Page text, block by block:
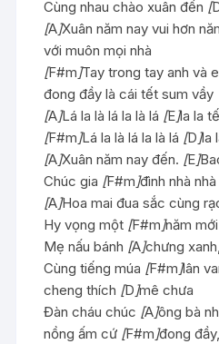
Cùng nhau chào xuân đến [
[A]Xuân năm nay vui hơn
với muôn mọi nhà
[F#m]Tay trong tay anh và
đong đầy là cái tết sum vầy
[A]Lá la là lá la là lá [E]la la
[F#m]Lá la là lá la là lá [D]la
[A]Xuân năm nay đến. [E]
Chúc gia [F#m]đình nhà
[A]Hoa mai đua sắc cùng
Hy vọng một [F#m]năm
Mẹ nấu bánh [A]chưng
Cùng tiếng múa [F#m]lân
cheng thích [D]mê chưa
Đàn cháu chúc [A]ông bà
nồng ấm cứ [F#m]đong đầy,